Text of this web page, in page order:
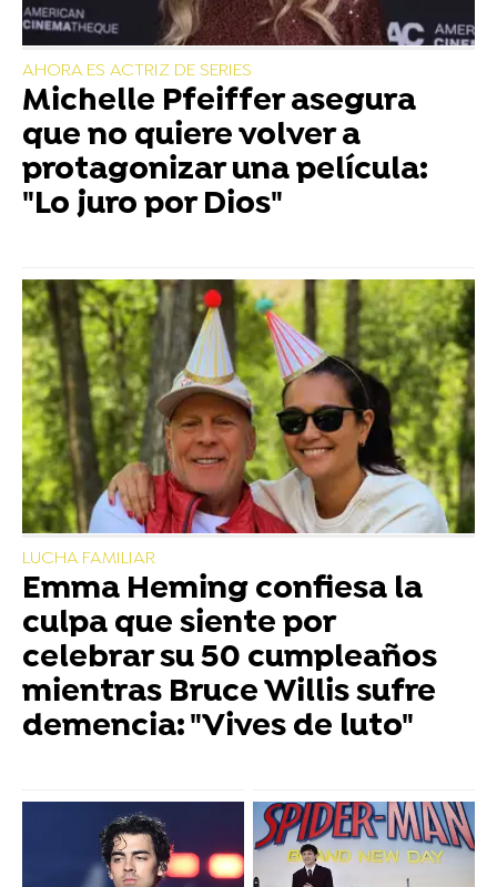
AHORA ES ACTRIZ DE SERIES
Michelle Pfeiffer asegura
que no quiere volver a
protagonizar una película:
"Lo juro por Dios"
LUCHA FAMILIAR
Emma Heming confiesa la
culpa que siente por
celebrar su 50 cumpleaños
mientras Bruce Willis sufre
demencia: "Vives de luto"